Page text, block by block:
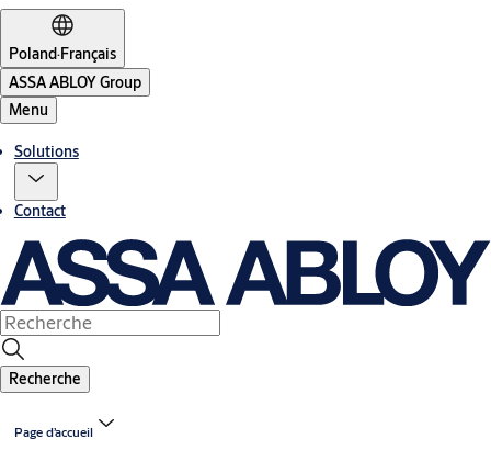
Poland·Français
ASSA ABLOY Group
Menu
Solutions
Contact
Recherche
Page d’accueil